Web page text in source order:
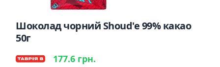
Шоколад чорний Shoud'e 99% какао
50г
177.6 грн.